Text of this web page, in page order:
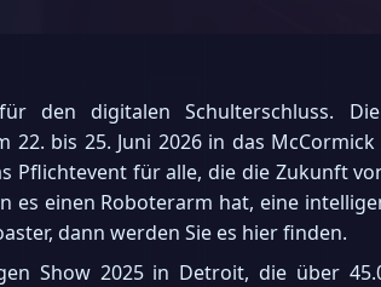
den digitalen Schulterschluss.
bis 25. Juni 2026 in das
Pflichtevent für alle, die die Zukunft
es einen Roboterarm hat, eine
dann werden Sie es hier finden.
Show 2025 in Detroit, die über